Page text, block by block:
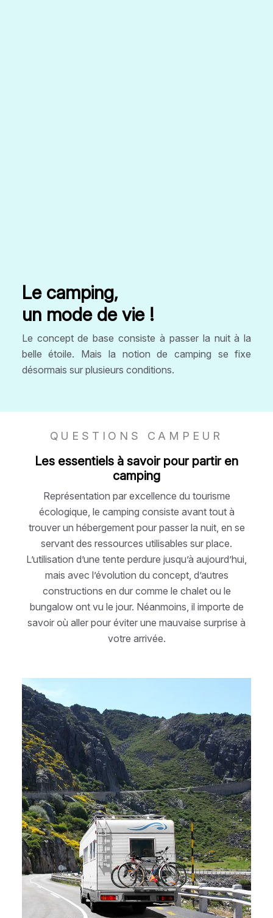
Le camping,
un mode de vie !
Le concept de base consiste à passer la nuit à la
belle étoile. Mais la notion de camping se fixe
désormais sur plusieurs conditions.
QUESTIONS CAMPEUR
Les essentiels à savoir pour partir en
camping
Représentation par excellence du tourisme
écologique, le camping consiste avant tout à
trouver un hébergement pour passer la nuit, en se
servant des ressources utilisables sur place.
L’utilisation d’une tente perdure jusqu’à aujourd’hui,
mais avec l’évolution du concept, d’autres
constructions en dur comme le chalet ou le
bungalow ont vu le jour. Néanmoins, il importe de
savoir où aller pour éviter une mauvaise surprise à
votre arrivée.